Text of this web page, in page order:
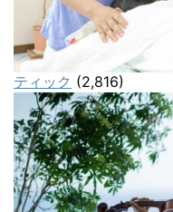
ティック (2,816)